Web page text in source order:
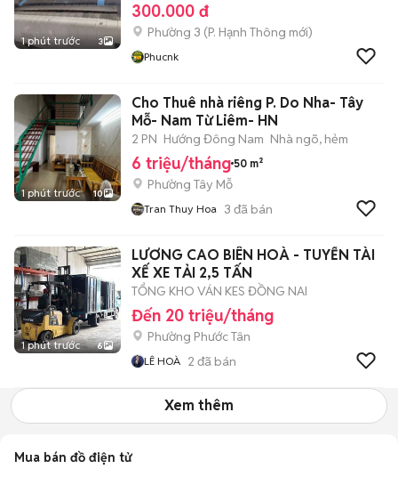
1 phút trước 3
300.000 đ
Phường 3 (P. Hạnh Thông mới)
Phucnk
1 phút trước 10
Cho Thuê nhà riêng P. Do Nha- Tây
Mỗ- Nam Từ Liêm- HN
2 PN Hướng Đông Nam Nhà ngõ, hẻm
6 triệu/tháng 50 m²
Phường Tây Mỗ
Tran Thuy Hoa 3 đã bán
1 phút trước 6
LƯƠNG CAO BIÊN HOÀ - TUYỂN TÀI
XẾ XE TẢI 2,5 TẤN
TỔNG KHO VÁN KES ĐỒNG NAI
Đến 20 triệu/tháng
Phường Phước Tân
LÊ HOÀ 2 đã bán
Xem thêm
Mua bán đồ điện tử